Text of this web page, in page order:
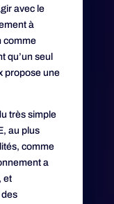
avec le
à
comme
qu’un seul
propose une
très simple
au plus
comme
a
et
des